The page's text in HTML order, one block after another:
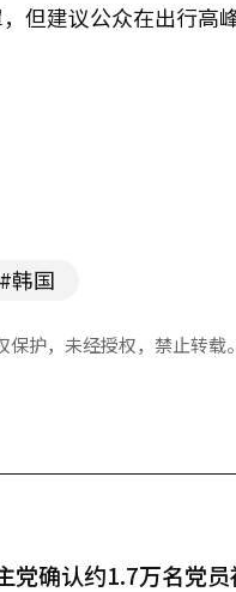
但建议公众在出行高
#韩国
保护，未经授权，禁止转载。
党确认约1.7万名党